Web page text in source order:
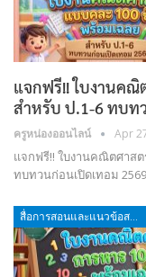
แจกฟรี!! ใบงานค
สำหรับ ป.1-6 ทบท
ครูหน่องออนไลน์ Apr
แจกฟรี!! ใบงานคณิตศาส
ทบทวนก่อนเปิดเทอม 2569
สื่อการสอนและแนวข้อสอบ